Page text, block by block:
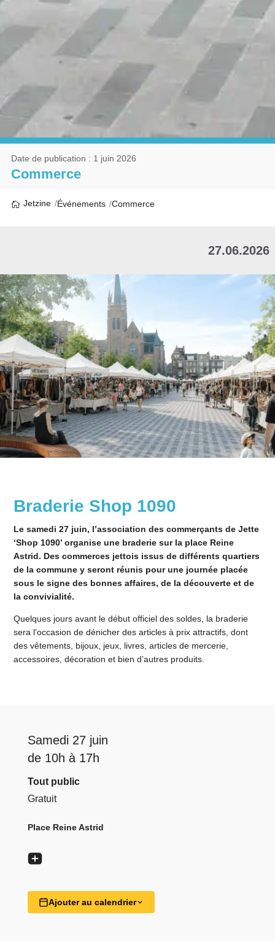
Commerce
Date de publication : 1 juin 2026
Jetzine Événements Commerce
27.06.2026
Braderie Shop 1090
Le samedi 27 juin, l’association des commerçants de Jette
‘Shop 1090’ organise une braderie sur la place Reine
Astrid. Des commerces jettois issus de différents quartiers
de la commune y seront réunis pour une journée placée
sous le signe des bonnes affaires, de la découverte et de
la convivialité.
Quelques jours avant le début officiel des soldes, la braderie
sera l’occasion de dénicher des articles à prix attractifs, dont
des vêtements, bijoux, jeux, livres, articles de mercerie,
accessoires, décoration et bien d’autres produits.
Samedi 27 juin
de 10h à 17h
Tout public
Gratuit
Place Reine Astrid
Ajouter au calendrier